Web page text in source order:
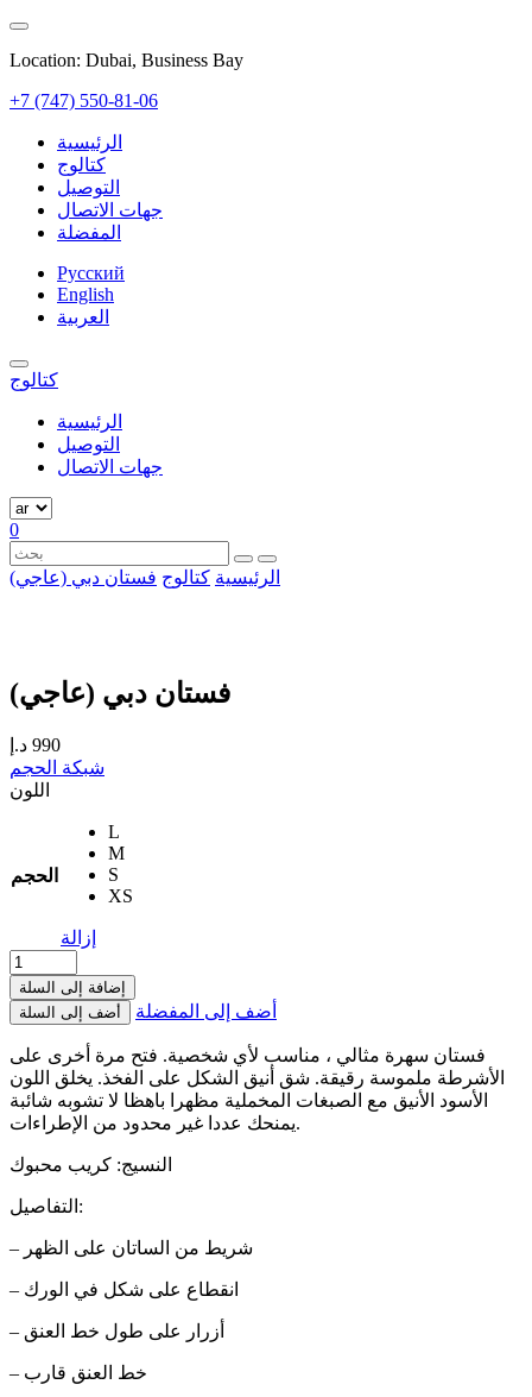
Location: Dubai, Business Bay
+7 (747) 550-81-06
الرئيسية
كتالوج
التوصيل
جهات الاتصال
المفضلة
Русский
English
العربية
كتالوج
الرئيسية
التوصيل
جهات الاتصال
0
الرئيسية كتالوج فستان دبي (عاجي)
فستان دبي (عاجي)
990 د.إ
شبكة الحجم
اللون
الحجم
L
M
S
XS
إزالة
إضافة إلى السلة
أضف إلى السلة
أضف إلى المفضلة
فستان سهرة مثالي ، مناسب لأي شخصية. فتح مرة أخرى على
الأشرطة ملموسة رقيقة. شق أنيق الشكل على الفخذ. يخلق اللون
الأسود الأنيق مع الصبغات المخملية مظهرا باهظا لا تشوبه شائبة
يمنحك عددا غير محدود من الإطراءات.
النسيج: كريب محبوك
التفاصيل:
– شريط من الساتان على الظهر
– انقطاع على شكل في الورك
– أزرار على طول خط العنق
– خط العنق قارب